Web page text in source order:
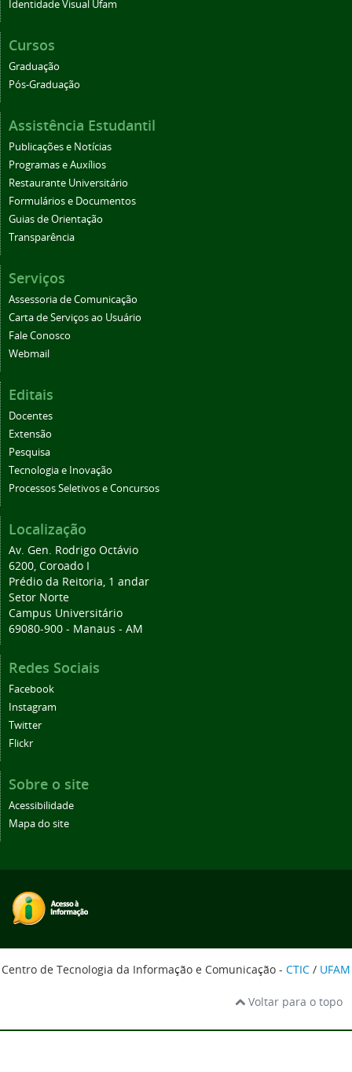
Identidade Visual Ufam
Cursos
Graduação
Pós-Graduação
Assistência Estudantil
Publicações e Notícias
Programas e Auxílios
Restaurante Universitário
Formulários e Documentos
Guias de Orientação
Transparência
Serviços
Assessoria de Comunicação
Carta de Serviços ao Usuário
Fale Conosco
Webmail
Editais
Docentes
Extensão
Pesquisa
Tecnologia e Inovação
Processos Seletivos e Concursos
Localização
Av. Gen. Rodrigo Octávio
6200, Coroado I
Prédio da Reitoria, 1 andar
Setor Norte
Campus Universitário
69080-900 - Manaus - AM
Redes Sociais
Facebook
Instagram
Twitter
Flickr
Sobre o site
Acessibilidade
Mapa do site
Centro de Tecnologia da Informação e Comunicação - CTIC / UFAM
Voltar para o topo